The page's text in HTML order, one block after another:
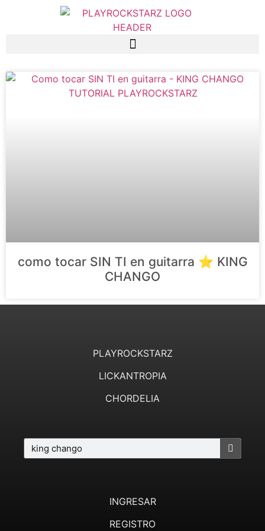
Saltar al contenido principal
como tocar SIN TI en guitarra ⭐️ KING
CHANGO
PLAYROCKSTARZ
LICKANTROPIA
CHORDELIA
INGRESAR
REGISTRO